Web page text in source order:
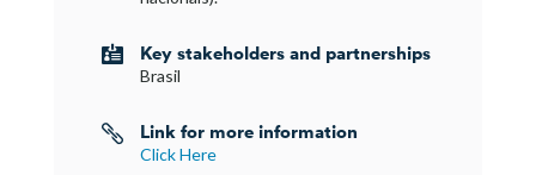
 Key stakeholders and partnerships
Brasil
 Link for more information
Click Here